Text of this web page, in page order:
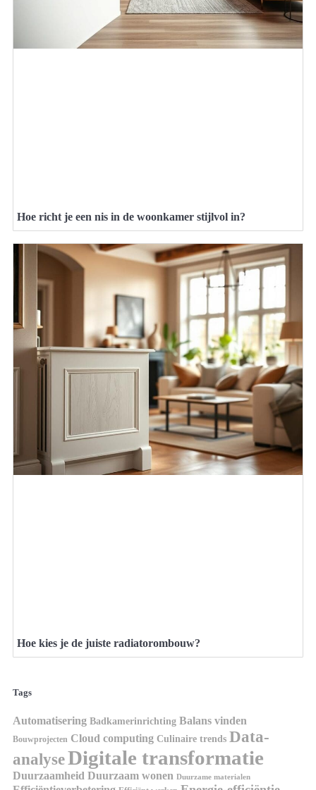
Hoe richt je een nis in de woonkamer stijlvol in?
Hoe kies je de juiste radiatorombouw?
Tags
Automatisering Badkamerinrichting Balans vinden
Bouwprojecten Cloud computing Culinaire trends Data-
analyseDigitale transformatie
Duurzaamheid Duurzaam wonen Duurzame materialen